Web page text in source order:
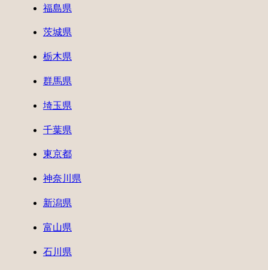
福島県
茨城県
栃木県
群馬県
埼玉県
千葉県
東京都
神奈川県
新潟県
富山県
石川県